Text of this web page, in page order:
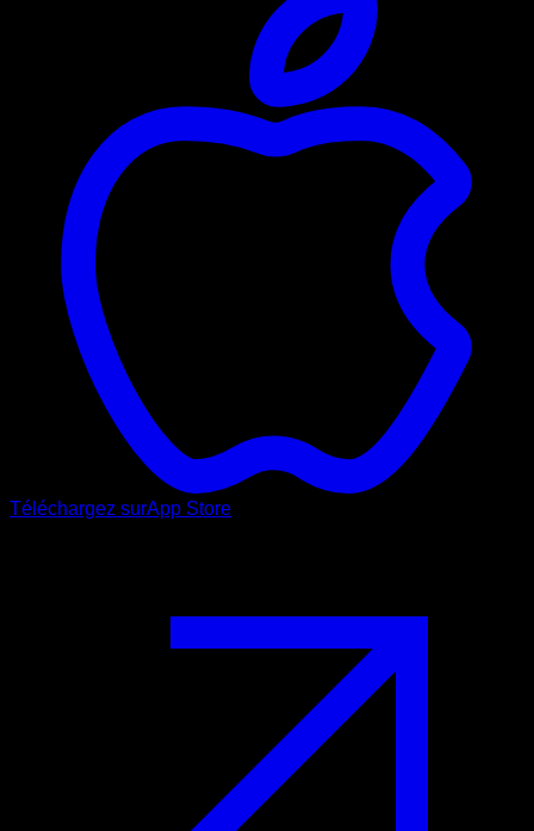
Téléchargez surApp Store